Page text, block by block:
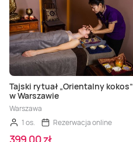
Tajski rytuał „Orientalny kokos”
w Warszawie
Warszawa
1 os.
Rezerwacja online
399,00 zł